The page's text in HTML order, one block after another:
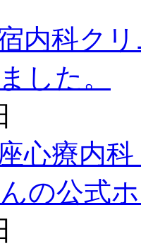
内科クリ
した。
心療内科
の公式